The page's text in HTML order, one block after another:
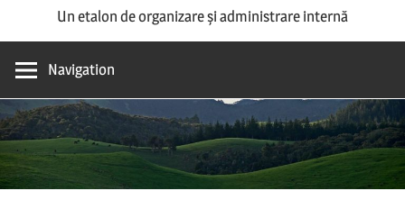
Un etalon de organizare și administrare internă
Navigation